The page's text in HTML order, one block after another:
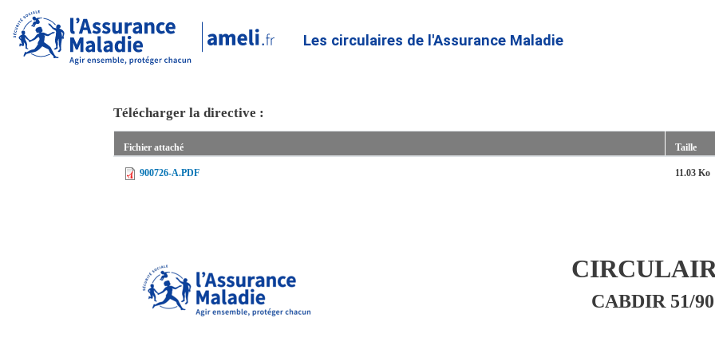
au
contenu
Les circulaires de l'Assurance Maladie
Télécharger la directive :
Fichier attaché Taille
900726-A.PDF 11.03 Ko
CABDIR 51/90